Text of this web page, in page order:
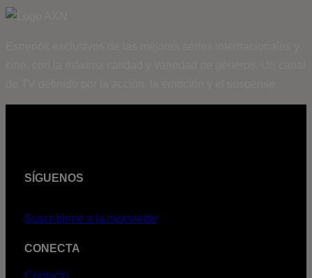
SÍGUENOS
Suscribirme a la newsletter
CONECTA